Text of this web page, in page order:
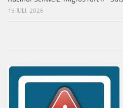
15 JULI, 2026